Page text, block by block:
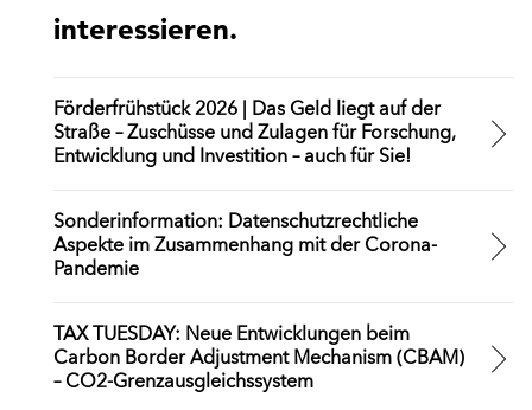
interessieren.
Förderfrühstück 2026 | Das Geld liegt auf der
Straße – Zuschüsse und Zulagen für Forschung,
Entwicklung und Investition – auch für Sie!
Sonderinformation: Datenschutzrechtliche
Aspekte im Zusammenhang mit der Corona-
Pandemie
TAX TUESDAY: Neue Entwicklungen beim
Carbon Border Adjustment Mechanism (CBAM)
– CO2-Grenzausgleichssystem